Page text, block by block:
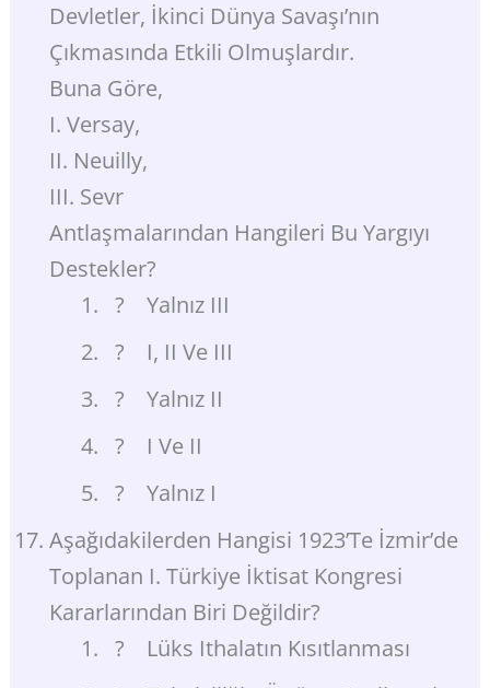
Devletler, İkinci Dünya Savaşı’nın
Çıkmasında Etkili Olmuşlardır.
Buna Göre,
I. Versay,
II. Neuilly,
III. Sevr
Antlaşmalarından Hangileri Bu Yargıyı
Destekler?
? Yalnız III
? I, II Ve III
? Yalnız II
? I Ve II
? Yalnız I
Aşağıdakilerden Hangisi 1923’te İzmir’de
Toplanan I. Türkiye İktisat Kongresi
Kararlarından Biri Değildir?
? Lüks Ithalatın Kısıtlanması